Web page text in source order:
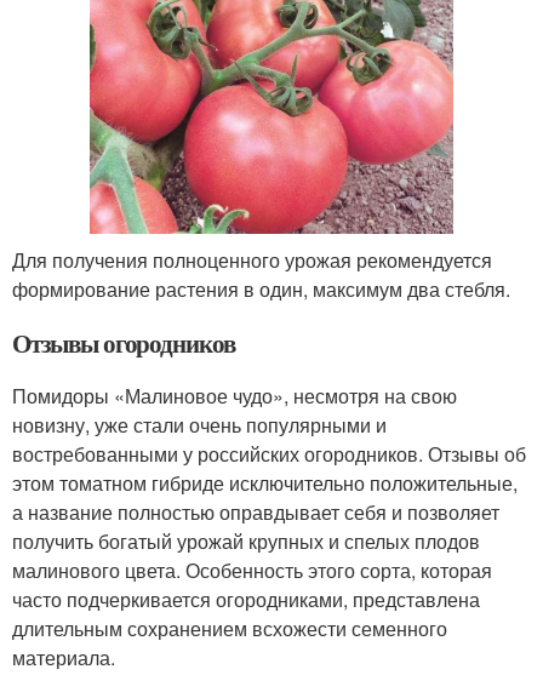
Для получения полноценного урожая рекомендуется
формирование растения в один, максимум два стебля.
Отзывы огородников
Помидоры «Малиновое чудо», несмотря на свою
новизну, уже стали очень популярными и
востребованными у российских огородников. Отзывы об
этом томатном гибриде исключительно положительные,
а название полностью оправдывает себя и позволяет
получить богатый урожай крупных и спелых плодов
малинового цвета. Особенность этого сорта, которая
часто подчеркивается огородниками, представлена
длительным сохранением всхожести семенного
материала.